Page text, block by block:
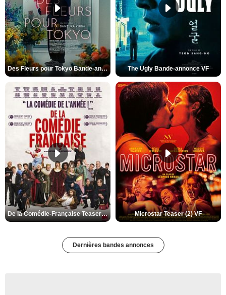
Des Fleurs pour Tokyo Bande-annonce VO STFR The Ugly Bande-annonce VF
De la Comédie-Française Teaser (3) VF Microstar Teaser (2) VF
Dernières bandes annonces